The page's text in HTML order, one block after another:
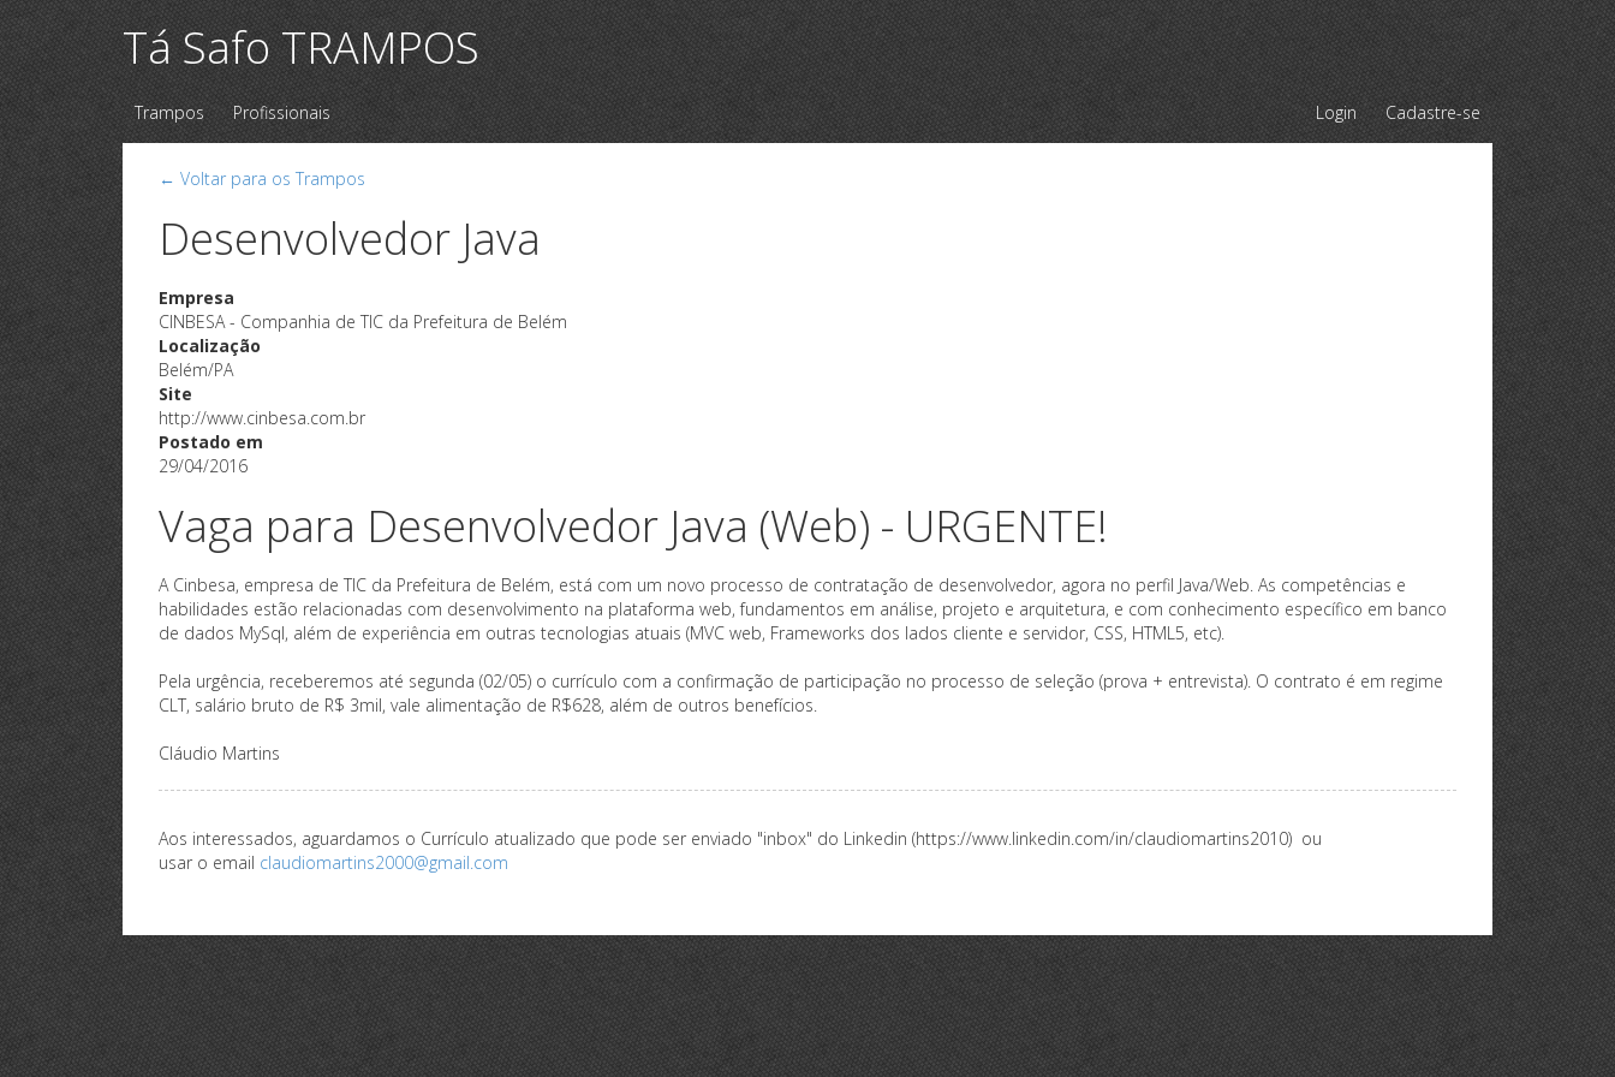
Tá Safo TRAMPOS
Trampos Profissionais Login Cadastre-se
← Voltar para os Trampos
Desenvolvedor Java
Empresa
CINBESA - Companhia de TIC da Prefeitura de Belém
Localização
Belém/PA
Site
http://www.cinbesa.com.br
Postado em
29/04/2016
Vaga para Desenvolvedor Java (Web) - URGENTE!
A Cinbesa, empresa de TIC da Prefeitura de Belém, está com um novo processo de contratação de desenvolvedor, agora no perfil Java/Web. As competências e
habilidades estão relacionadas com desenvolvimento na plataforma web, fundamentos em análise, projeto e arquitetura, e com conhecimento específico em banco
de dados MySql, além de experiência em outras tecnologias atuais (MVC web, Frameworks dos lados cliente e servidor, CSS, HTML5, etc).
Pela urgência, receberemos até segunda (02/05) o currículo com a confirmação de participação no processo de seleção (prova + entrevista). O contrato é em regime
CLT, salário bruto de R$ 3mil, vale alimentação de R$628, além de outros benefícios.
Cláudio Martins
Aos interessados, aguardamos o Currículo atualizado que pode ser enviado "inbox" do Linkedin (https://www.linkedin.com/in/claudiomartins2010) ou
usar o email claudiomartins2000@gmail.com